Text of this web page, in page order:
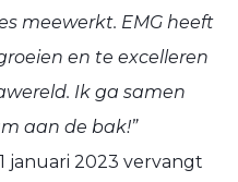
meewerkt. EMG heeft
en te excelleren
Ik ga samen
aan de bak!”
januari 2023 vervangt